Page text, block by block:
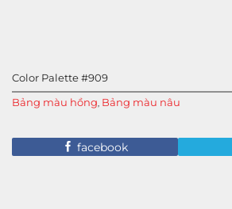
Color Palette #909
Bảng màu hồng, Bảng màu nâu
facebook